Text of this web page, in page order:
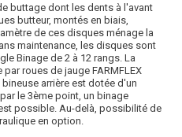
buttage dont les dents à l'avant
butteur, montés en biais,
de ces disques ménage la
maintenance, les disques sont
Binage de 2 à 12 rangs. La
roues de jauge FARMFLEX
arrière est dotée d'un
le 3ème point, un binage
possible. Au-delà, possibilité de
en option.